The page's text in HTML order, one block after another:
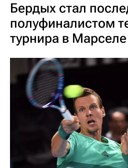
Бердых стал
полуфиналистом
турнира в Марселе